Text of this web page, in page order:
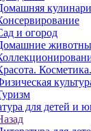
и огород
для детей и